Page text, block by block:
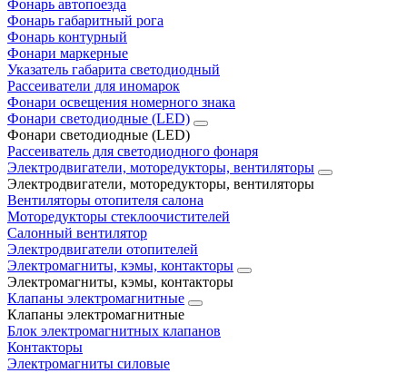
Фонарь автопоезда
Фонарь габаритный рога
Фонарь контурный
Фонари маркерные
Указатель габарита светодиодный
Рассеиватели для иномарок
Фонари освещения номерного знака
Фонари светодиодные (LED)
Фонари светодиодные (LED)
Рассеиватель для светодиодного фонаря
Электродвигатели, моторедукторы, вентиляторы
Электродвигатели, моторедукторы, вентиляторы
Вентиляторы отопителя салона
Моторедукторы стеклоочистителей
Салонный вентилятор
Электродвигатели отопителей
Электромагниты, кэмы, контакторы
Электромагниты, кэмы, контакторы
Клапаны электромагнитные
Клапаны электромагнитные
Блок электромагнитных клапанов
Контакторы
Электромагниты силовые